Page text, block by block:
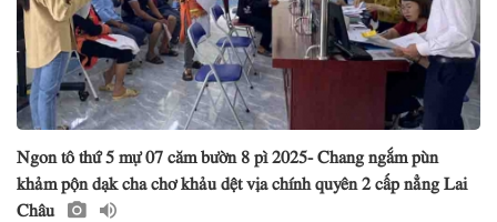
Ngon tô thứ 5 mự 07 căm bườn 8 pì 2025- Chang ngắm pùn
khảm pộn dạk cha chơ khảu dệt vịa chính quyên 2 cấp nẳng Lai
Châu